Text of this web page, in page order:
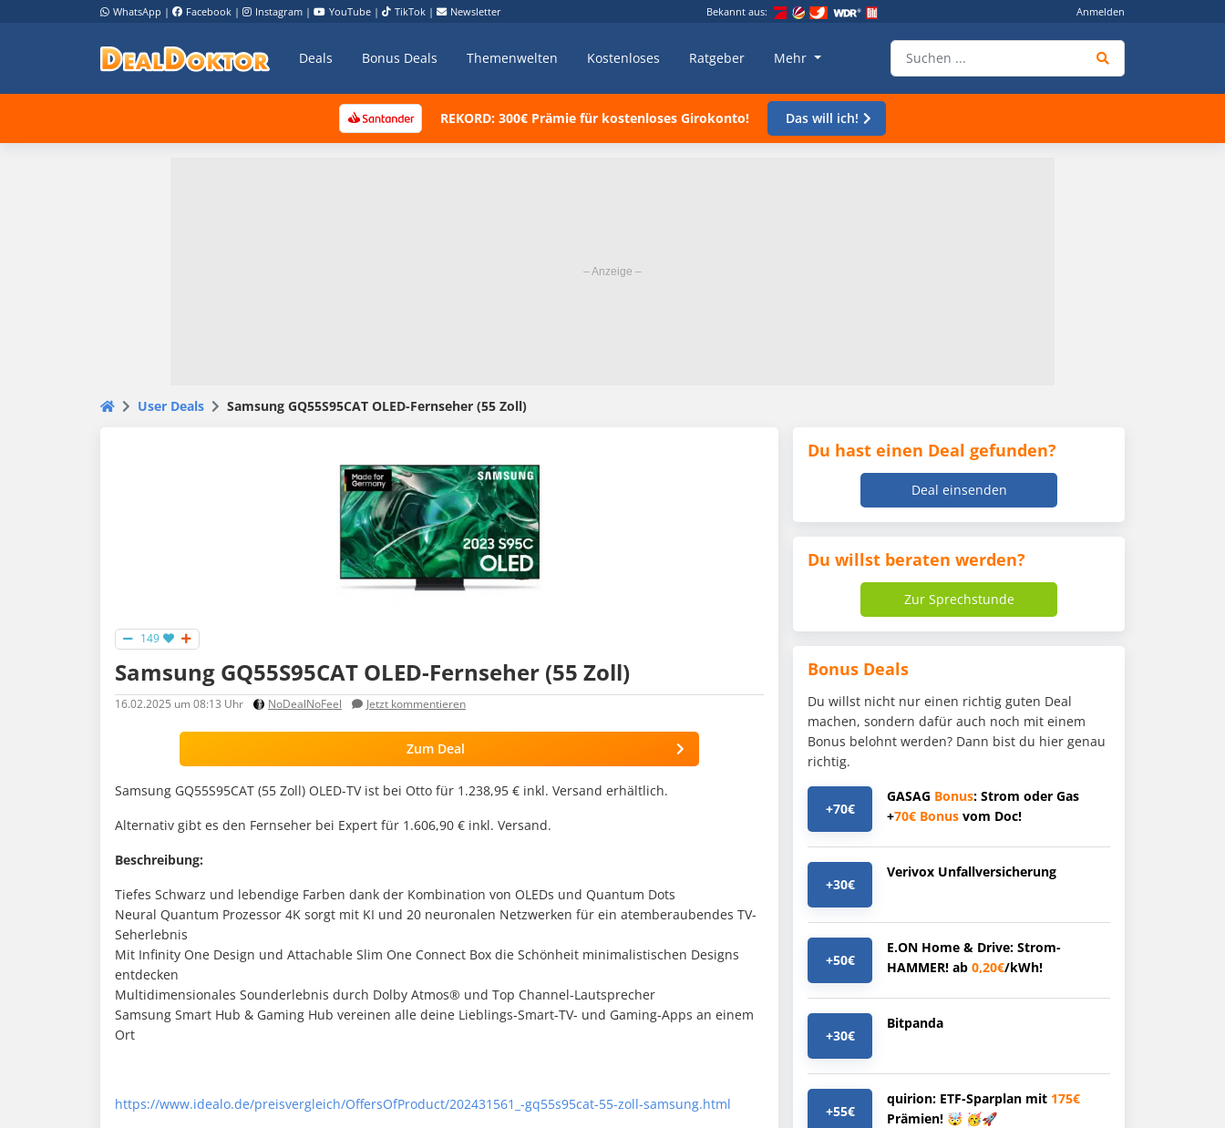
WhatsApp | Facebook | Instagram | YouTube | TikTok | Newsletter Bekannt aus: Anmelden
Deals Bonus Deals Themenwelten Kostenloses Ratgeber Mehr
REKORD: 300€ Prämie für kostenloses Girokonto! Das will ich!
User Deals Samsung GQ55S95CAT OLED-Fernseher (55 Zoll)
149
Samsung GQ55S95CAT OLED-Fernseher (55 Zoll)
16.02.2025 um 08:13 Uhr NoDealNoFeel Jetzt kommentieren
Zum Deal
Samsung GQ55S95CAT (55 Zoll) OLED-TV ist bei Otto für 1.238,95 € inkl. Versand erhältlich.
Alternativ gibt es den Fernseher bei Expert für 1.606,90 € inkl. Versand.
Beschreibung:
Tiefes Schwarz und lebendige Farben dank der Kombination von OLEDs und Quantum Dots
Neural Quantum Prozessor 4K sorgt mit KI und 20 neuronalen Netzwerken für ein atemberaubendes TV-
Seherlebnis
Mit Infinity One Design und Attachable Slim One Connect Box die Schönheit minimalistischen Designs
entdecken
Multidimensionales Sounderlebnis durch Dolby Atmos® und Top Channel-Lautsprecher
Samsung Smart Hub & Gaming Hub vereinen alle deine Lieblings-Smart-TV- und Gaming-Apps an einem
Ort
https://www.idealo.de/preisvergleich/OffersOfProduct/202431561_-gq55s95cat-55-zoll-samsung.html
Du hast einen Deal gefunden?
Deal einsenden
Du willst beraten werden?
Zur Sprechstunde
Bonus Deals
Du willst nicht nur einen richtig guten Deal
machen, sondern dafür auch noch mit einem
Bonus belohnt werden? Dann bist du hier genau
richtig.
+70€
GASAG Bonus: Strom oder Gas
+70€ Bonus vom Doc!
+30€
Verivox Unfallversicherung
+50€
E.ON Home & Drive: Strom-
HAMMER! ab 0,20€/kWh!
+30€
Bitpanda
+55€
quirion: ETF-Sparplan mit 175€
Prämien! 🤯 🥳🚀